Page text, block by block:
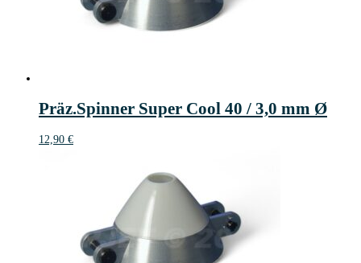
Präz.Spinner Super Cool 40 / 3,0 mm Ø
12,90 €